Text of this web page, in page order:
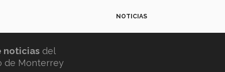
NOTICIAS
noticias del
de Monterrey